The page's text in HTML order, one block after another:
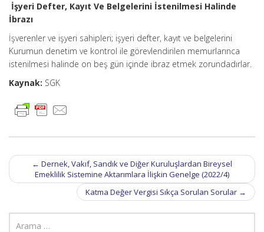
İşyeri Defter, Kayıt Ve Belgelerini İstenilmesi Halinde
İbrazı
İşverenler ve işyeri sahipleri; işyeri defter, kayıt ve belgelerini
Kurumun denetim ve kontrol ile görevlendirilen memurlarınca
istenilmesi halinde on beş gün içinde ibraz etmek zorundadırlar.
Kaynak: SGK
Post
navigation
← Dernek, Vakıf, Sandık ve Diğer Kuruluşlardan Bireysel
Emeklilik Sistemine Aktarımlara İlişkin Genelge (2022/4)
Katma Değer Vergisi Sıkça Sorulan Sorular →